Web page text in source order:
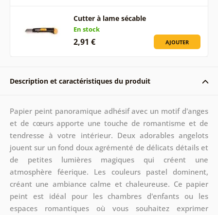
Cutter à lame sécable
En stock
2,91 € AJOUTER
Description et caractéristiques du produit
Papier peint panoramique adhésif avec un motif d'anges
et de cœurs apporte une touche de romantisme et de
tendresse à votre intérieur. Deux adorables angelots
jouent sur un fond doux agrémenté de délicats détails et
de petites lumières magiques qui créent une
atmosphère féerique. Les couleurs pastel dominent,
créant une ambiance calme et chaleureuse. Ce papier
peint est idéal pour les chambres d'enfants ou les
espaces romantiques où vous souhaitez exprimer